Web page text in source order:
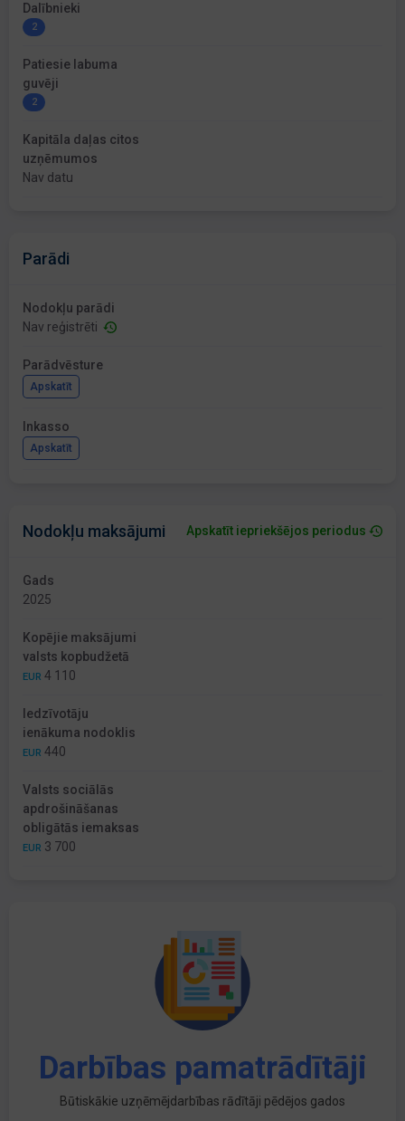
Dalībnieki
2
Patiesie labuma
guvēji
2
Kapitāla daļas citos
uzņēmumos
Nav datu
Parādi
Nodokļu parādi
Nav reģistrēti
Parādvēsture
Apskatīt
Inkasso
Apskatīt
Nodokļu maksājumi Apskatīt iepriekšējos periodus
Gads
2025
Kopējie maksājumi
valsts kopbudžetā
EUR 4 110
Iedzīvotāju
ienākuma nodoklis
EUR 440
Valsts sociālās
apdrošināšanas
obligātās iemaksas
EUR 3 700
Darbības pamatrādītāji
Būtiskākie uzņēmējdarbības rādītāji pēdējos gados